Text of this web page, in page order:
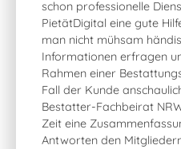
schon professionelle
PietätDigital eine gute
man nicht mühsam
Informationen erfragen
Rahmen einer
Fall der Kunde
Bestatter-Fachbeirat
Zeit eine
Antworten den